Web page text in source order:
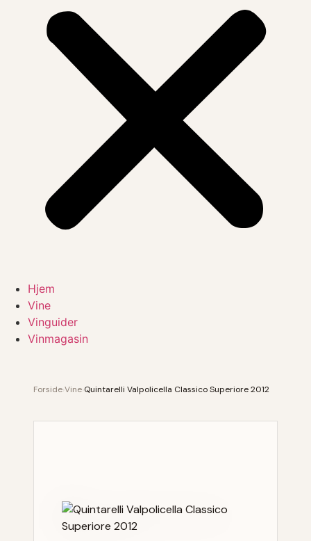
Hjem
Vine
Vinguider
Vinmagasin
ForsideVine Quintarelli Valpolicella Classico Superiore 2012